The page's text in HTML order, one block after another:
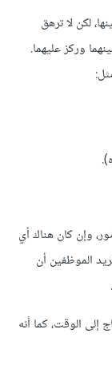
لكن لا ترهق
وركز عليهما.
وإن كان هناك أي
الموظفين أن
إلى الوقت، كما أنه